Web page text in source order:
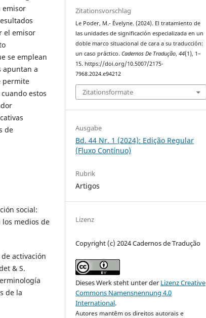
emisor
el emisor
se emplean
apuntan a
permite
estos
de
social:
medios de
activación
& S.
de la
Zitationsvorschlag
Le Poder, M.- Évelyne. (2024). El tratamiento de
las unidades de significación especializada en un
doble marco situacional de cara a su traducción:
un caso práctico.Cadernos De Tradução,44(1), 1–
15. https://doi.org/10.5007/2175-
7968.2024.e94212
Zitationsformate
Ausgabe
Bd. 44 Nr. 1 (2024): Edição Regular
(Fluxo Contínuo)
Rubrik
Artigos
Lizenz
Copyright (c) 2024 Cadernos de Tradução
Dieses Werk steht unter der Lizenz Creative
Commons Namensnennung 4.0
International.
Autores mantêm os direitos autorais e